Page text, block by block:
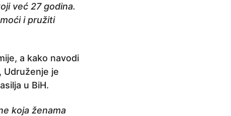
već 27 godina.
i pružiti
a kako navodi
Udruženje je
u BiH.
koja ženama